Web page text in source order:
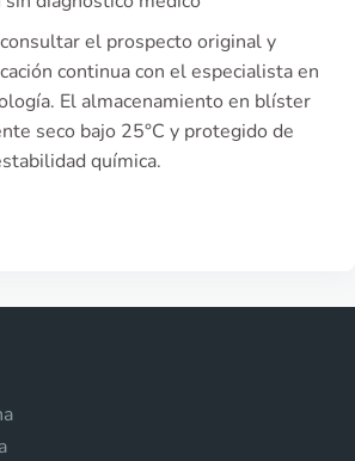
el prospecto original y
continua con el especialista en
El almacenamiento en blíster
seco bajo 25°C y protegido de
química.